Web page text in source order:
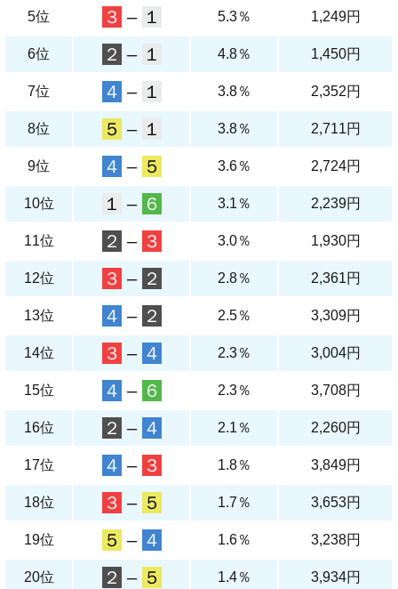
5位 ３ – １ 5.3％ 1,249円
6位 ２ – １ 4.8％ 1,450円
7位 ４ – １ 3.8％ 2,352円
8位 ５ – １ 3.8％ 2,711円
9位 ４ – ５ 3.6％ 2,724円
10位 １ – ６ 3.1％ 2,239円
11位 ２ – ３ 3.0％ 1,930円
12位 ３ – ２ 2.8％ 2,361円
13位 ４ – ２ 2.5％ 3,309円
14位 ３ – ４ 2.3％ 3,004円
15位 ４ – ６ 2.3％ 3,708円
16位 ２ – ４ 2.1％ 2,260円
17位 ４ – ３ 1.8％ 3,849円
18位 ３ – ５ 1.7％ 3,653円
19位 ５ – ４ 1.6％ 3,238円
20位 ２ – ５ 1.4％ 3,934円